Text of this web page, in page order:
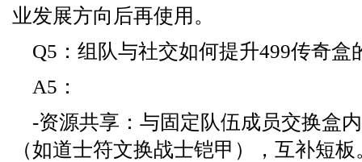
业发展方向后再使用。
Q5：组队与社交如何提升499传奇盒
A5：
-资源共享：与固定队伍成员交换盒
（如道士符文换战士铠甲），互补短板